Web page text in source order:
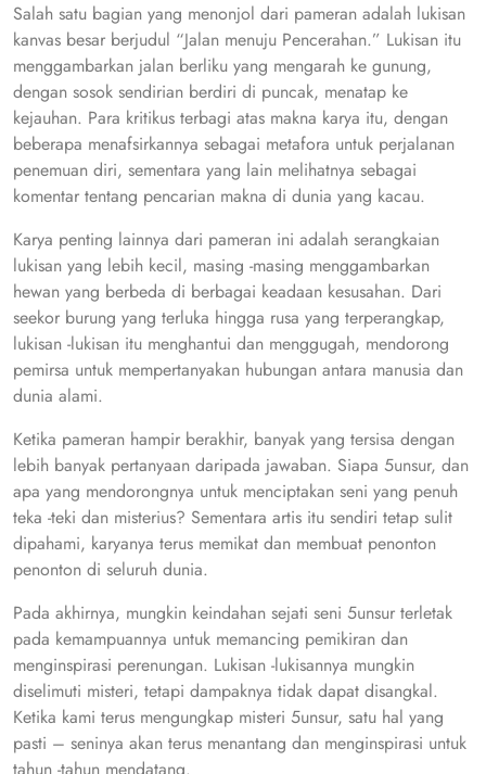
Salah satu bagian yang menonjol dari pameran adalah lukisan
kanvas besar berjudul “Jalan menuju Pencerahan.” Lukisan itu
menggambarkan jalan berliku yang mengarah ke gunung,
dengan sosok sendirian berdiri di puncak, menatap ke
kejauhan. Para kritikus terbagi atas makna karya itu, dengan
beberapa menafsirkannya sebagai metafora untuk perjalanan
penemuan diri, sementara yang lain melihatnya sebagai
komentar tentang pencarian makna di dunia yang kacau.
Karya penting lainnya dari pameran ini adalah serangkaian
lukisan yang lebih kecil, masing -masing menggambarkan
hewan yang berbeda di berbagai keadaan kesusahan. Dari
seekor burung yang terluka hingga rusa yang terperangkap,
lukisan -lukisan itu menghantui dan menggugah, mendorong
pemirsa untuk mempertanyakan hubungan antara manusia dan
dunia alami.
Ketika pameran hampir berakhir, banyak yang tersisa dengan
lebih banyak pertanyaan daripada jawaban. Siapa 5unsur, dan
apa yang mendorongnya untuk menciptakan seni yang penuh
teka -teki dan misterius? Sementara artis itu sendiri tetap sulit
dipahami, karyanya terus memikat dan membuat penonton
penonton di seluruh dunia.
Pada akhirnya, mungkin keindahan sejati seni 5unsur terletak
pada kemampuannya untuk memancing pemikiran dan
menginspirasi perenungan. Lukisan -lukisannya mungkin
diselimuti misteri, tetapi dampaknya tidak dapat disangkal.
Ketika kami terus mengungkap misteri 5unsur, satu hal yang
pasti – seninya akan terus menantang dan menginspirasi untuk